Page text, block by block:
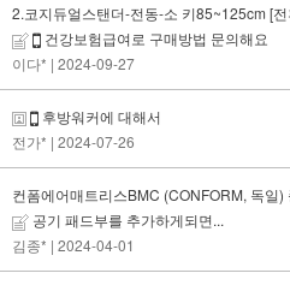
2.코지듀얼스탠더-전동-소 키85~125cm [
건강보험급여로 구매방법 문의해요
이다* | 2024-09-27
후방워커에 대해서
전가* | 2024-07-26
컨폼에어매트리스BMC (CONFORM, 독일)
공기 패드부를 추가하게되면...
김종* | 2024-04-01